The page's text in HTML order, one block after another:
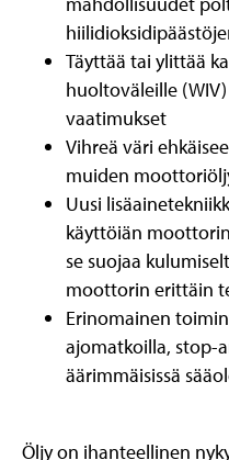
Täyttää tai ylittää
huoltoväleille
vaatimukset
Vihreä väri
muiden
Uusi
käyttöiän
se suojaa
moottorin erittäin
Erinomainen
ajomatkoilla, stop-
äärimmäisissä
Öljy on ihanteellinen